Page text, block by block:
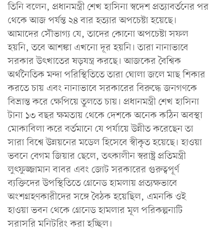
তিনি বলেন, প্রধানমন্ত্রী শেখ হাসিনা স্বদেশ প্রত্যাবর্তনের পর
থেকে আজ পর্যন্ত ২৪ বার হত্যার অপচেষ্টা হয়েছে।
আমাদের সৌভাগ্য যে, তাদের কোনো অপচেষ্টা সফল
হয়নি, তবে আশঙ্কা এখনো দূর হয়নি। তারা নানাভাবে
সরকার উৎখাতের ষড়যন্ত্র করছে। আজকের বৈশ্বিক
অর্থনৈতিক মন্দা পরিস্থিতিতে তারা ঘোলা জলে মাছ শিকার
করতে চায় এবং নানাভাবে সরকারের বিরুদ্ধে জনগণকে
বিভ্রান্ত করে ক্ষেপিয়ে তুলতে চায়। প্রধানমন্ত্রী শেখ হাসিনা
টানা ১৩ বছর ক্ষমতায় থেকে দেশকে অনেক কঠিন অবস্থা
মোকাবিলা করে বর্তমানে যে পর্যায়ে উন্নীত করেছেন তা
সারা বিশ্বে উন্নয়নের মডেল হিসেবে স্বীকৃত হয়েছে। হাওয়া
ভবনে বেগম জিয়ার ছেলে, তৎকালীন স্বরাষ্ট্র প্রতিমন্ত্রী
লুৎফুজ্জামান বাবর এবং জোট সরকারের গুরুত্বপূর্ণ
ব্যক্তিদের উপস্থিতিতে গ্রেনেড হামলায় প্রত্যক্ষভাবে
অংশগ্রহণকারীদের সঙ্গে বৈঠক হয়েছিল, এমনকি ওই
হাওয়া ভবন থেকে গ্রেনেড হামলার মূল পরিকল্পনাটি
সরাসরি মনিটরিং করা হচ্ছিল।